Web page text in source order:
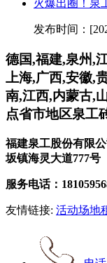
火爆出圈！泉
发布时间：
德国,福建,泉州,
上海,广西,安徽,
南,江西,内蒙古,
点省市地区泉工
福建泉工股份有限
坂镇海灵大道777号
服务电话：
友情链接: 活动场地